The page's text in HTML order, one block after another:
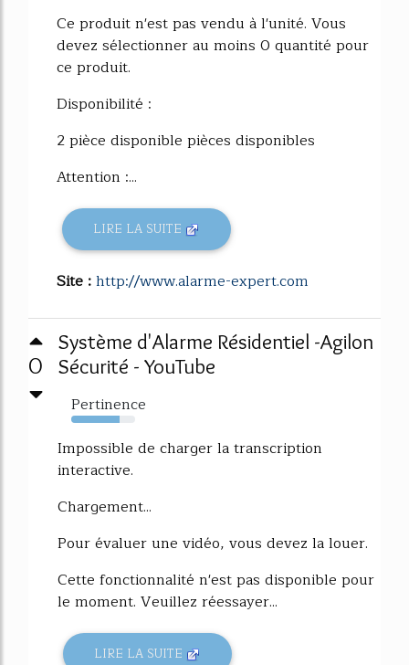
Ce produit n'est pas vendu à l'unité. Vous
devez sélectionner au moins 0 quantité pour
ce produit.
Disponibilité :
2 pièce disponible pièces disponibles
Attention :...
LIRE LA SUITE
Site :http://www.alarme-expert.com
0
Système d'Alarme Résidentiel -Agilon
Sécurité - YouTube
Pertinence
76%
Impossible de charger la transcription
interactive.
Chargement...
Pour évaluer une vidéo, vous devez la louer.
Cette fonctionnalité n'est pas disponible pour
le moment. Veuillez réessayer...
LIRE LA SUITE